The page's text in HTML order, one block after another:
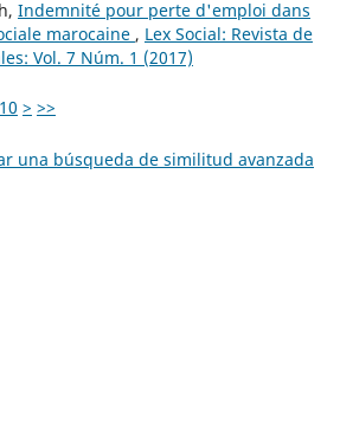
Indemnité pour perte d'emploi dans
marocaine , Lex Social: Revista de
Vol. 7 Núm. 1 (2017)
10 > >>
una búsqueda de similitud avanzada